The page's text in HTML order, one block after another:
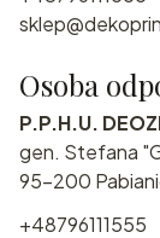
Osoba
P.P.H.U.
gen. Stefana
95-200
+48796111555